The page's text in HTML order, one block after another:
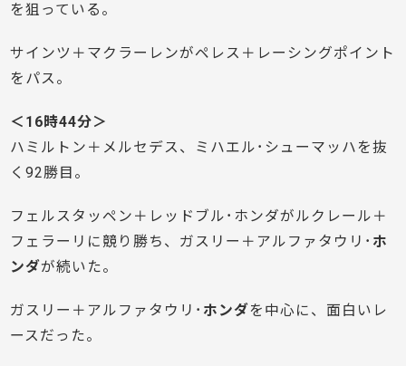
を狙っている。
サインツ＋マクラーレンがペレス＋レーシングポイント
をパス。
＜16時44分＞
ハミルトン＋メルセデス、ミハエル･シューマッハを抜
く92勝目。
フェルスタッペン＋レッドブル･ホンダがルクレール＋
フェラーリに競り勝ち、ガスリー＋アルファタウリ･ ホ
ンダが続いた。
ガスリー＋アルファタウリ･ ホンダ を中心に、面白いレ
ースだった。